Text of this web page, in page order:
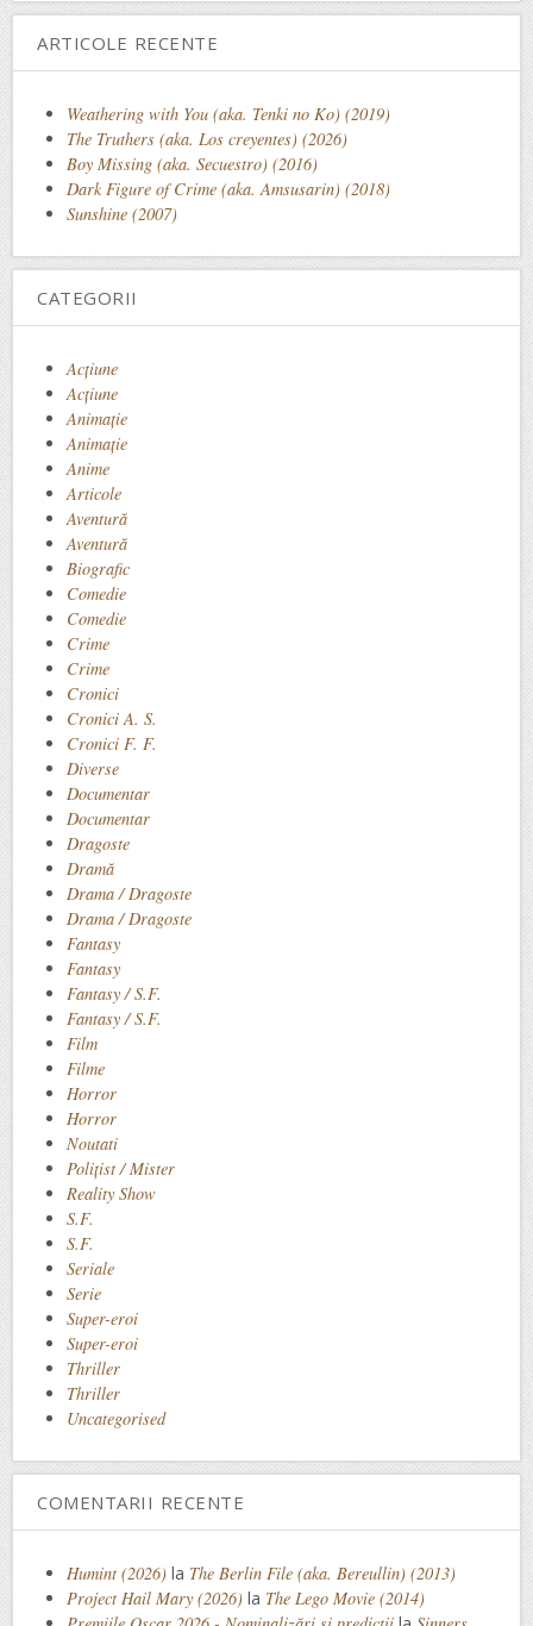
ARTICOLE RECENTE
Weathering with You (aka. Tenki no Ko) (2019)
The Truthers (aka. Los creyentes) (2026)
Boy Missing (aka. Secuestro) (2016)
Dark Figure of Crime (aka. Amsusarin) (2018)
Sunshine (2007)
CATEGORII
Acţiune
Acțiune
Animaţie
Animație
Anime
Articole
Aventură
Aventură
Biografic
Comedie
Comedie
Crime
Crime
Cronici
Cronici A. S.
Cronici F. F.
Diverse
Documentar
Documentar
Dragoste
Dramă
Drama / Dragoste
Drama / Dragoste
Fantasy
Fantasy
Fantasy / S.F.
Fantasy / S.F.
Film
Filme
Horror
Horror
Noutati
Polițist / Mister
Reality Show
S.F.
S.F.
Seriale
Serie
Super-eroi
Super-eroi
Thriller
Thriller
Uncategorised
COMENTARII RECENTE
Humint (2026) la The Berlin File (aka. Bereullin) (2013)
Project Hail Mary (2026) la The Lego Movie (2014)